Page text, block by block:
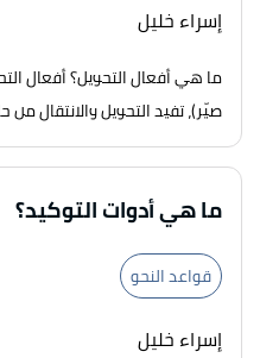
إسراء خليل
ما هي أفعال التحويل؟ أفعال
صيّر)، تفيد التحويل والانتقال من
ما هي أدوات التوكيد؟
قواعد النحو
إسراء خليل